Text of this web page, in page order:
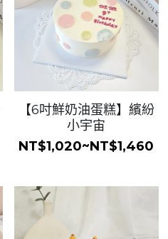
【6吋鮮奶油蛋糕】繽紛
小宇宙
NT$1,020~NT$1,460